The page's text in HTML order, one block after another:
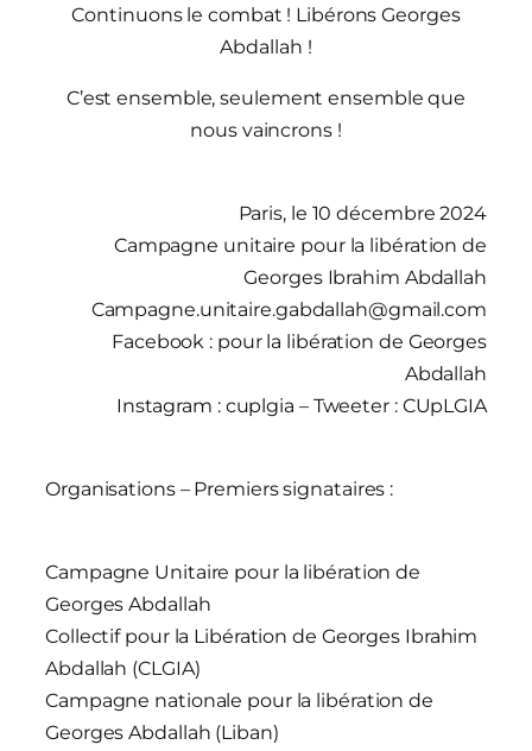
Continuons le combat ! Libérons Georges
Abdallah !
C’est ensemble, seulement ensemble que
nous vaincrons !
Paris, le 10 décembre 2024
Campagne unitaire pour la libération de
Georges Ibrahim Abdallah
Campagne.unitaire.gabdallah@gmail.com
Facebook : pour la libération de Georges
Abdallah
Instagram : cuplgia – Tweeter : CUpLGIA
Organisations – Premiers signataires :
Campagne Unitaire pour la libération de
Georges Abdallah
Collectif pour la Libération de Georges Ibrahim
Abdallah (CLGIA)
Campagne nationale pour la libération de
Georges Abdallah (Liban)